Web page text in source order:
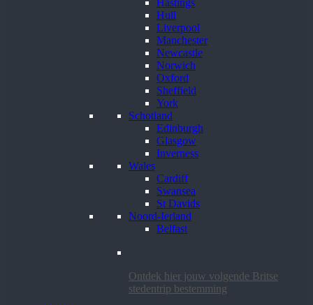
Hull
Liverpool
Manchester
Newcastle
Norwich
Oxford
Sheffield
York
Schotland
Edinburgh
Glasgow
Inverness
Wales
Cardiff
Swansea
St Davids
Noord-Ierland
Belfast
Ontdek hier jouw volgende Britse
stedentrip bestemming